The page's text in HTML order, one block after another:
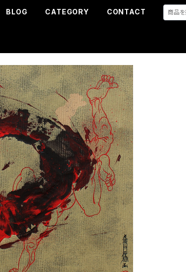
BLOG CATEGORY CONTACT